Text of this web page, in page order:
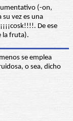
(-on,
su vez es una
De ese
la fruta).
se emplea
o sea, dicho